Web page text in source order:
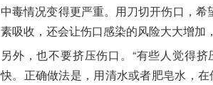
中毒情况变得更严重。用刀切开伤口，
素吸收，还会让伤口感染的风险大大增
另外，也不要挤压伤口。“有些人觉得
快。正确做法是，用清水或者肥皂水，